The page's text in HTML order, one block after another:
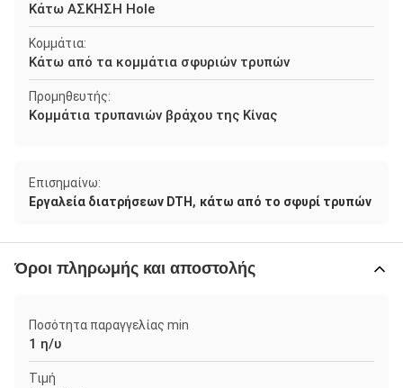
Κάτω ΑΣΚΗΣΗ Hole
Κομμάτια:
Κάτω από τα κομμάτια σφυριών τρυπών
Προμηθευτής:
Κομμάτια τρυπανιών βράχου της Κίνας
Επισημαίνω:
Εργαλεία διατρήσεων DTH , κάτω από το σφυρί τρυπών
Όροι πληρωμής και αποστολής
Ποσότητα παραγγελίας min
1 η/υ
Τιμή